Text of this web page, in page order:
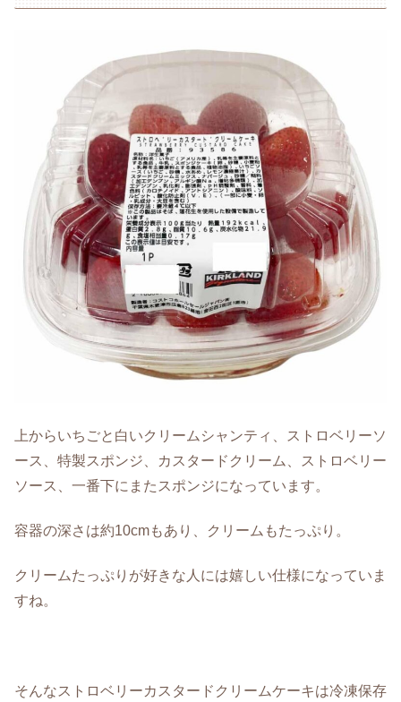
上からいちごと白いクリームシャンティ、ストロベリーソ
ース、特製スポンジ、カスタードクリーム、ストロベリー
ソース、一番下にまたスポンジになっています。
容器の深さは約10cmもあり、クリームもたっぷり。
クリームたっぷりが好きな人には嬉しい仕様になっていま
すね。
そんなストロベリーカスタードクリームケーキは冷凍保存